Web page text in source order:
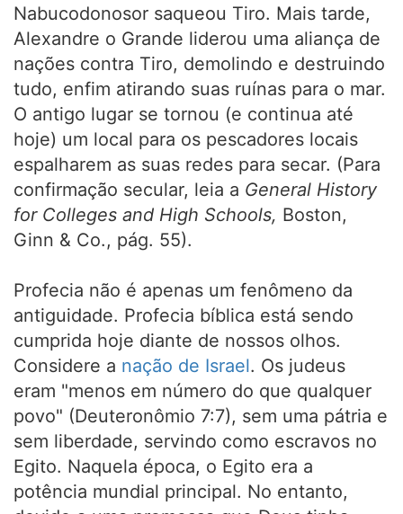
Nabucodonosor saqueou Tiro. Mais tarde,
Alexandre o Grande liderou uma aliança de
nações contra Tiro, demolindo e destruindo
tudo, enfim atirando suas ruínas para o mar.
O antigo lugar se tornou (e continua até
hoje) um local para os pescadores locais
espalharem as suas redes para secar. (Para
confirmação secular, leia a General History
for Colleges and High Schools, Boston,
Ginn & Co., pág. 55).
Profecia não é apenas um fenômeno da
antiguidade. Profecia bíblica está sendo
cumprida hoje diante de nossos olhos.
Considere a nação de Israel. Os judeus
eram "menos em número do que qualquer
povo" (Deuteronômio 7:7), sem uma pátria e
sem liberdade, servindo como escravos no
Egito. Naquela época, o Egito era a
potência mundial principal. No entanto,